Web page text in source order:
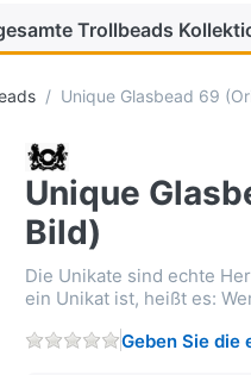
Trollbeads
Unique Glasbead 69
Unique
Bild)
Die Unikate sind echte
ein Unikat ist, heißt es:
Geben Sie die